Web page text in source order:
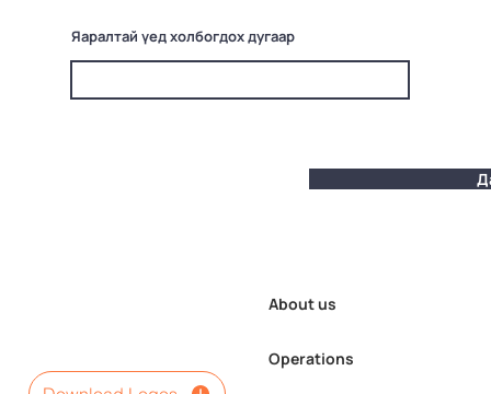
Яаралтай үед холбогдох дугаар
About us
Operations